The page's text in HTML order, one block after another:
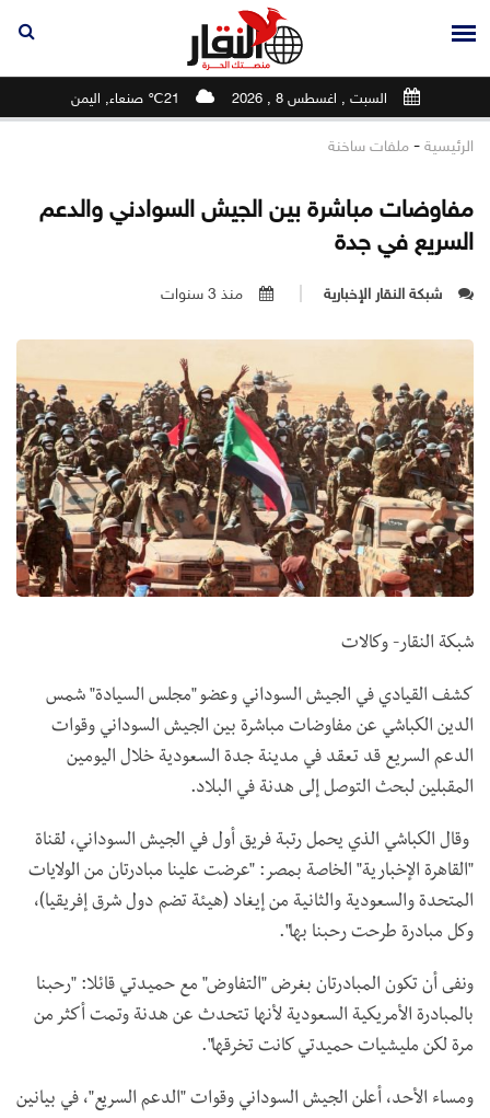
السبت , اغسطس 8 , 2026 21℃ صنعاء, اليمن
الرئيسية - ملفات ساخنة
مفاوضات مباشرة بين الجيش السوادني والدعم
السريع في جدة
شبكة النقار الإخبارية منذ 3 سنوات
شبكة النقار- وكالات
كشف القيادي في الجيش السوداني وعضو "مجلس السيادة" شمس
الدين الكباشي عن مفاوضات مباشرة بين الجيش السوداني وقوات
الدعم السريع قد تعقد في مدينة جدة السعودية خلال اليومين
المقبلين لبحث التوصل إلى هدنة في البلاد.
وقال الكباشي الذي يحمل رتبة فريق أول في الجيش السوداني، لقناة
"القاهرة الإخبارية" الخاصة بمصر: "عرضت علينا مبادرتان من الولايات
المتحدة والسعودية والثانية من إيغاد (هيئة تضم دول شرق إفريقيا)،
وكل مبادرة طرحت رحبنا بها".
ونفى أن تكون المبادرتان بغرض "التفاوض" مع حميدتي قائلا: "رحبنا
بالمبادرة الأمريكية السعودية لأنها تتحدث عن هدنة وتمت أكثر من
مرة لكن مليشيات حميدتي كانت تخرقها".
ومساء الأحد، أعلن الجيش السوداني وقوات "الدعم السريع"، في بيانين